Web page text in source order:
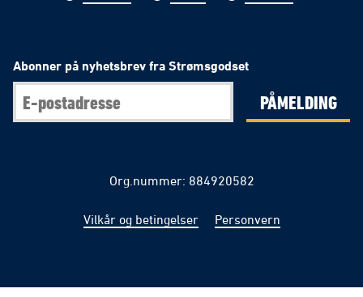
Abonner på nyhetsbrev fra Strømsgodset
PÅMELDING
Org.nummer: 884920582
Vilkår og betingelser Personvern